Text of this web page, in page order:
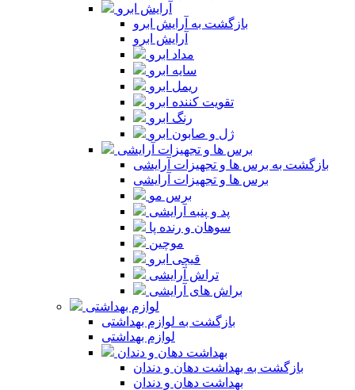
آرایش ابرو
بازگشت به آرایش ابرو
آرایش ابرو
مداد ابرو
سایه ابرو
ریمل ابرو
تقویت کننده ابرو
رنگ ابرو
ژل و صابون ابرو
برس ها و تجهیزات آرایشی
بازگشت به برس ها و تجهیزات آرایشی
برس ها و تجهیزات آرایشی
برس مو
پد و پنبه آرایشی
سوهان و رنده پا
موچین
قیچی ابرو
تراش آرایشی
براش های آرایشی
لوازم بهداشتی
بازگشت به لوازم بهداشتی
لوازم بهداشتی
بهداشت دهان و دندان
بازگشت به بهداشت دهان و دندان
بهداشت دهان و دندان